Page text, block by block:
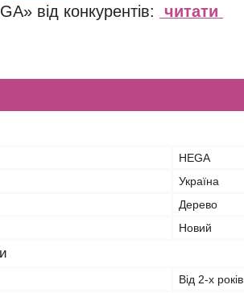
від конкурентів: читати
HEGA
Україна
Дерево
Новий
Від 2-х років